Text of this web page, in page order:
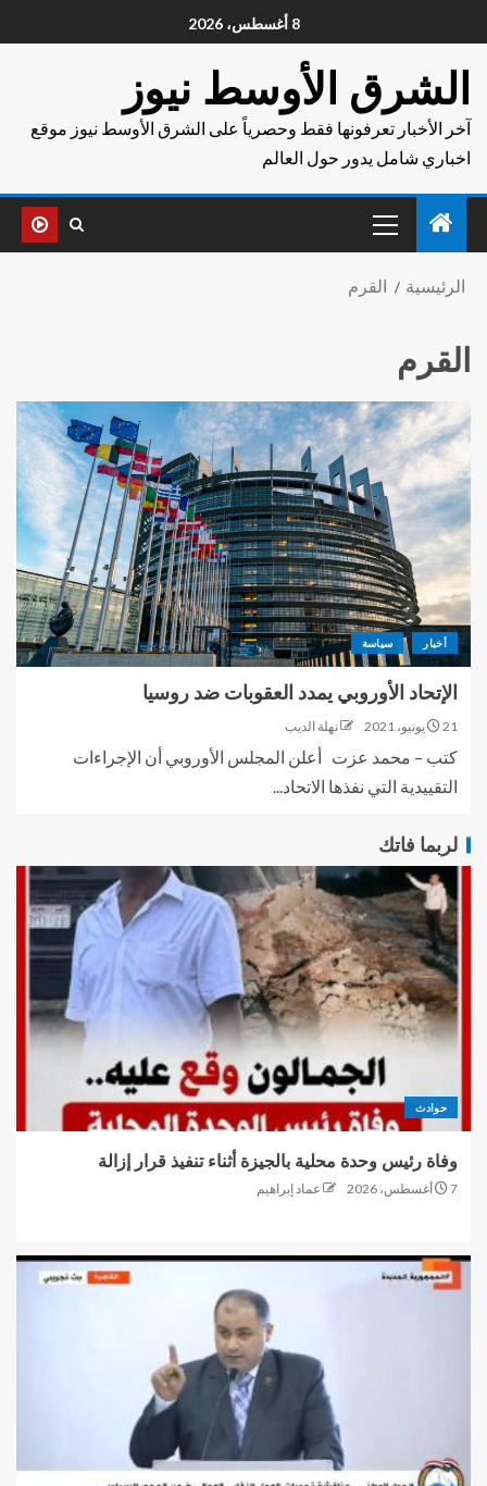
8 أغسطس، 2026
الشرق الأوسط نيوز
آخر الأخبار تعرفونها فقط وحصرياً على الشرق الأوسط نيوز موقع
اخباري شامل يدور حول العالم
الرئيسية القرم
القرم
أخبار سياسة
الإتحاد الأوروبي يمدد العقوبات ضد روسيا
21 يونيو، 2021 نهلة الديب
كتب – محمد عزت أعلن المجلس الأوروبي أن الإجراءات
التقييدية التي نفذها الاتحاد...
لربما فاتك
حوادث
وفاة رئيس وحدة محلية بالجيزة أثناء تنفيذ قرار إزالة
7 أغسطس، 2026 عماد إبراهيم